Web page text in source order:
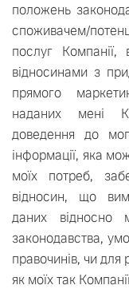
положень
споживачем/
послуг
відносинами з
прямого
наданих мені
доведення до
інформації, яка
моїх потреб,
відносин, що
даних
законодавства,
правочинів, чи для
як моїх так